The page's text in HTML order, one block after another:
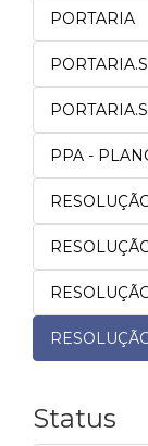
PORTARIA
PPA -
Status